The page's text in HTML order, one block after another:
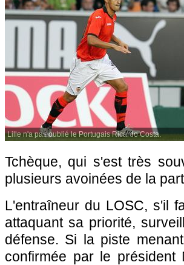
Lille n'a pas oublié le Portugais Ricardo Costa.
Tchèque, qui s'est très
plusieurs avoinées de la
L'entraîneur du LOSC, s'il
attaquant sa priorité,
défense. Si la piste
confirmée par le président